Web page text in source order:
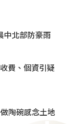
中北部防豪雨
費、個資引疑
陶碗感念土地